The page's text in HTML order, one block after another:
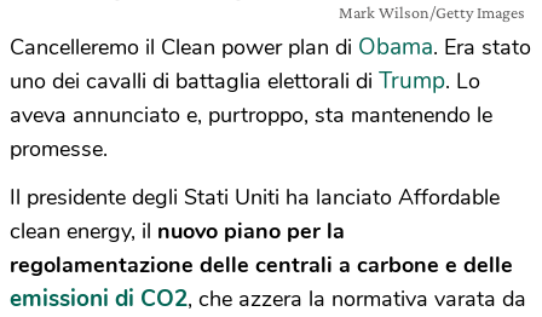
Mark Wilson/Getty Images
Cancelleremo il Clean power plan di Obama. Era stato
uno dei cavalli di battaglia elettorali di Trump. Lo
aveva annunciato e, purtroppo, sta mantenendo le
promesse.
Il presidente degli Stati Uniti ha lanciato Affordable
clean energy, il nuovo piano per la
regolamentazione delle centrali a carbone e delle
emissioni di CO2, che azzera la normativa varata da